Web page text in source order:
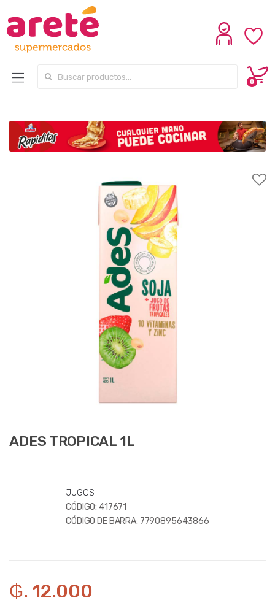
Search for:
0
ADES TROPICAL 1L
JUGOS
CÓDIGO: 417671
CÓDIGO DE BARRA: 7790895643866
₲. 12.000